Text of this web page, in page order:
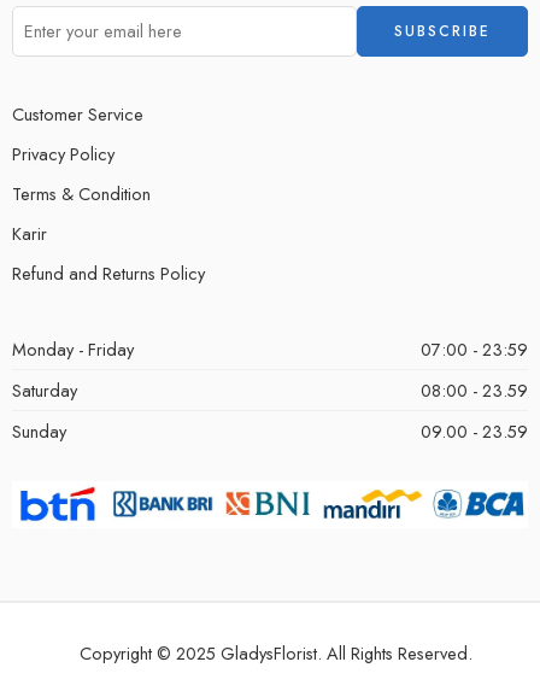
Customer Service
Privacy Policy
Terms & Condition
Karir
Refund and Returns Policy
Monday - Friday
07:00 - 23:59
Saturday
08:00 - 23.59
Sunday
09.00 - 23.59
Copyright © 2025 GladysFlorist. All Rights Reserved.